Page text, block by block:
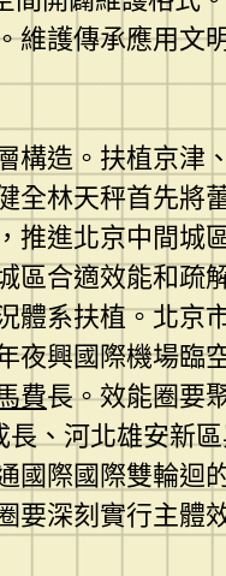
維護傳承應用
構造。扶植京
全林天秤首先
推進北京中間
區合適效能和
體系扶植。北
夜興國際機場臨
費長。效能圈要
長、河北雄安
國際國際雙輪
要深刻實行主